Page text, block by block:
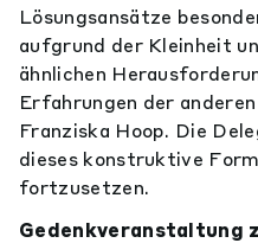
Lösungsansätze
aufgrund der Kleinheit
ähnlichen
Erfahrungen der
Franziska Hoop. Die
dieses konstruktive
fortzusetzen.
Gedenkveranstaltung